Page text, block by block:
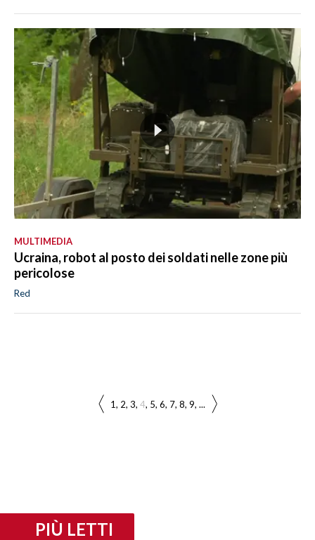
MULTIMEDIA
Ucraina, robot al posto dei soldati nelle zone più
pericolose
Red
1 2 3 4 5 6 7 8 9 ...
PIÙ LETTI